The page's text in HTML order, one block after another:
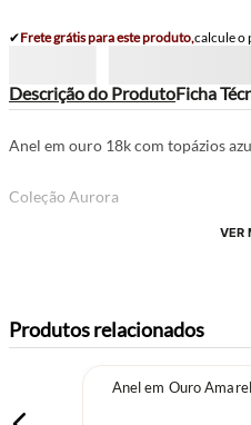
✔Frete grátis para este produto,calcule o
Descrição do ProdutoFicha
Anel em ouro 18k com topázios
Coleção Aurora
VER
Produtos relacionados
Anel em Ouro